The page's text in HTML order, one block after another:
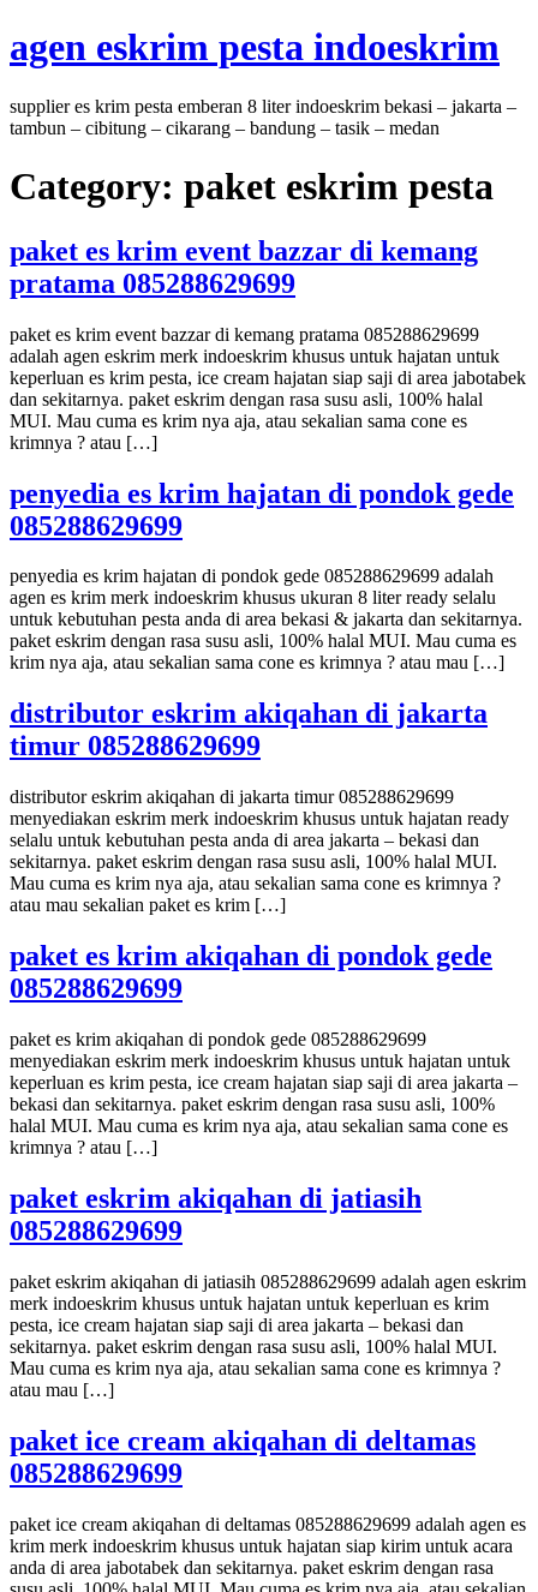
to
agen eskrim pesta indoeskrim
supplier es krim pesta emberan 8 liter indoeskrim bekasi – jakarta –
tambun – cibitung – cikarang – bandung – tasik – medan
Category: paket eskrim pesta
paket es krim event bazzar di kemang
pratama 085288629699
paket es krim event bazzar di kemang pratama 085288629699
adalah agen eskrim merk indoeskrim khusus untuk hajatan untuk
keperluan es krim pesta, ice cream hajatan siap saji di area jabotabek
dan sekitarnya. paket eskrim dengan rasa susu asli, 100% halal
MUI. Mau cuma es krim nya aja, atau sekalian sama cone es
krimnya ? atau […]
penyedia es krim hajatan di pondok gede
085288629699
penyedia es krim hajatan di pondok gede 085288629699 adalah
agen es krim merk indoeskrim khusus ukuran 8 liter ready selalu
untuk kebutuhan pesta anda di area bekasi & jakarta dan sekitarnya.
paket eskrim dengan rasa susu asli, 100% halal MUI. Mau cuma es
krim nya aja, atau sekalian sama cone es krimnya ? atau mau […]
distributor eskrim akiqahan di jakarta
timur 085288629699
distributor eskrim akiqahan di jakarta timur 085288629699
menyediakan eskrim merk indoeskrim khusus untuk hajatan ready
selalu untuk kebutuhan pesta anda di area jakarta – bekasi dan
sekitarnya. paket eskrim dengan rasa susu asli, 100% halal MUI.
Mau cuma es krim nya aja, atau sekalian sama cone es krimnya ?
atau mau sekalian paket es krim […]
paket es krim akiqahan di pondok gede
085288629699
paket es krim akiqahan di pondok gede 085288629699
menyediakan eskrim merk indoeskrim khusus untuk hajatan untuk
keperluan es krim pesta, ice cream hajatan siap saji di area jakarta –
bekasi dan sekitarnya. paket eskrim dengan rasa susu asli, 100%
halal MUI. Mau cuma es krim nya aja, atau sekalian sama cone es
krimnya ? atau […]
paket eskrim akiqahan di jatiasih
085288629699
paket eskrim akiqahan di jatiasih 085288629699 adalah agen eskrim
merk indoeskrim khusus untuk hajatan untuk keperluan es krim
pesta, ice cream hajatan siap saji di area jakarta – bekasi dan
sekitarnya. paket eskrim dengan rasa susu asli, 100% halal MUI.
Mau cuma es krim nya aja, atau sekalian sama cone es krimnya ?
atau mau […]
paket ice cream akiqahan di deltamas
085288629699
paket ice cream akiqahan di deltamas 085288629699 adalah agen es
krim merk indoeskrim khusus untuk hajatan siap kirim untuk acara
anda di area jabotabek dan sekitarnya. paket eskrim dengan rasa